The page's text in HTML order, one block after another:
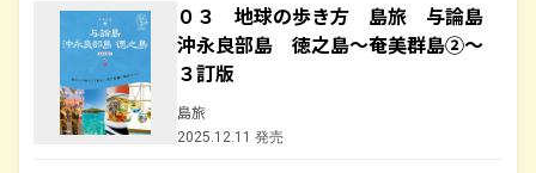
０３ 地球の歩き方 島旅 与論島
沖永良部島 徳之島～奄美群島②～
３訂版
島旅
2025.12.11 発売